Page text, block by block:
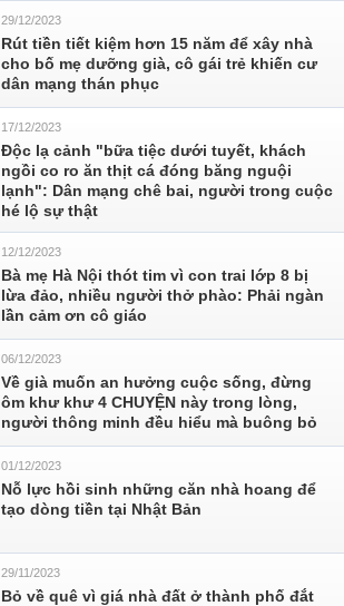
29/12/2023
Rút tiền tiết kiệm hơn 15 năm để xây nhà
cho bố mẹ dưỡng già, cô gái trẻ khiến cư
dân mạng thán phục
17/12/2023
Độc lạ cảnh "bữa tiệc dưới tuyết, khách
ngồi co ro ăn thịt cá đóng băng nguội
lạnh": Dân mạng chê bai, người trong cuộc
hé lộ sự thật
12/12/2023
Bà mẹ Hà Nội thót tim vì con trai lớp 8 bị
lừa đảo, nhiều người thở phào: Phải ngàn
lần cảm ơn cô giáo
06/12/2023
Về già muốn an hưởng cuộc sống, đừng
ôm khư khư 4 CHUYỆN này trong lòng,
người thông minh đều hiểu mà buông bỏ
01/12/2023
Nỗ lực hồi sinh những căn nhà hoang để
tạo dòng tiền tại Nhật Bản
29/11/2023
Bỏ về quê vì giá nhà đất ở thành phố đắt